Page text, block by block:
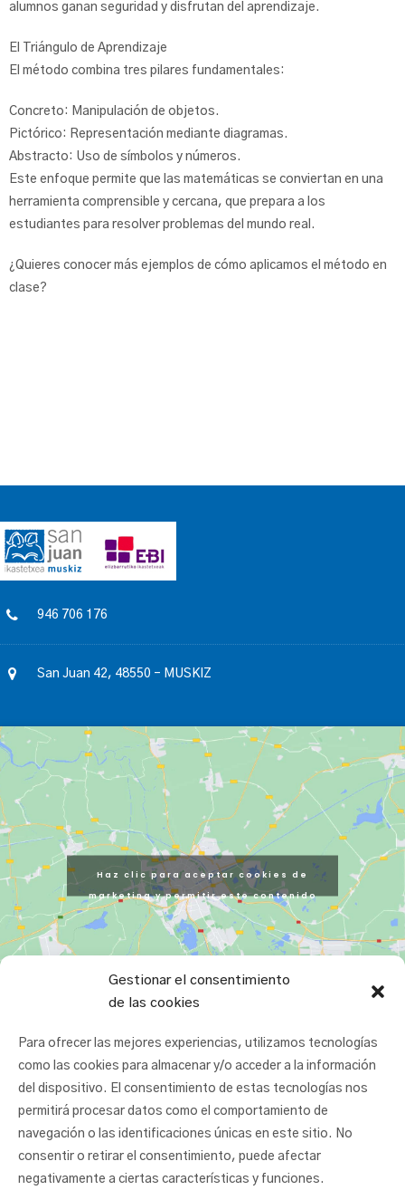
Gestionar el consentimiento
de las cookies
Para ofrecer las mejores experiencias, utilizamos tecnologías
como las cookies para almacenar y/o acceder a la información
del dispositivo. El consentimiento de estas tecnologías nos
permitirá procesar datos como el comportamiento de
navegación o las identificaciones únicas en este sitio. No
consentir o retirar el consentimiento, puede afectar
negativamente a ciertas características y funciones.
alumnos ganan seguridad y disfrutan del aprendizaje.
El Triángulo de Aprendizaje
El método combina tres pilares fundamentales:
Concreto: Manipulación de objetos.
Pictórico: Representación mediante diagramas.
Abstracto: Uso de símbolos y números.
Este enfoque permite que las matemáticas se conviertan en una
herramienta comprensible y cercana, que prepara a los
estudiantes para resolver problemas del mundo real.
¿Quieres conocer más ejemplos de cómo aplicamos el método en
clase?
946 706 176
San Juan 42, 48550 – MUSKIZ
Haz clic para aceptar cookies de
marketing y permitir este contenido